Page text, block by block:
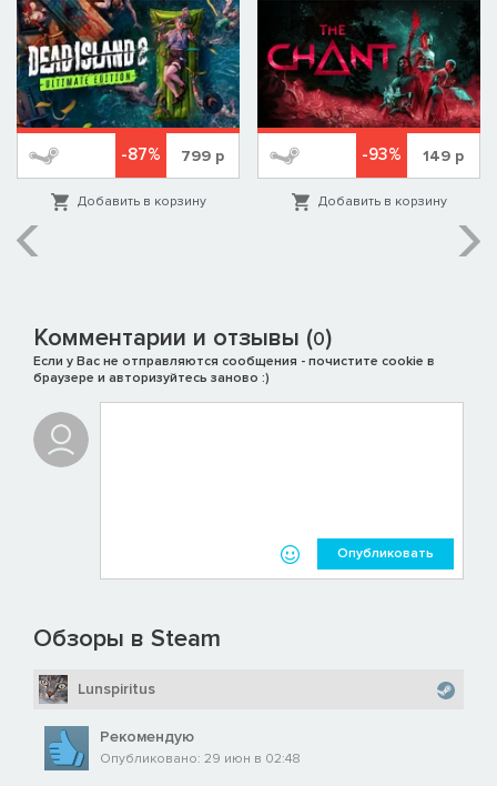
-87% 799 р
Добавить в корзину
-93% 149 р
Добавить в корзину
Комментарии и отзывы (0)
Если у Вас не отправляются сообщения - почистите cookie в
браузере и авторизуйтесь заново :)
Опубликовать
Обзоры в Steam
Lunspiritus
Рекомендую
Опубликовано: 29 июн в 02:48